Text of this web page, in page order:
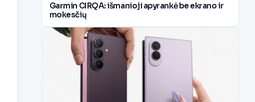
Garmin CIRQA: išmanioji apyrankė be ekrano ir
mokesčių